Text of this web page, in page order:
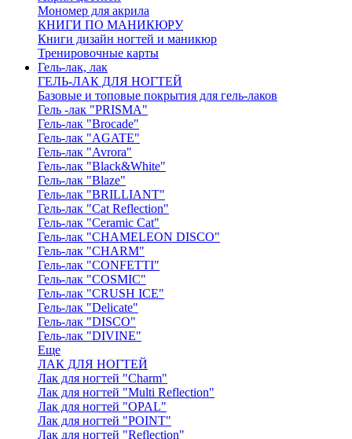
Мономер для акрила
КНИГИ ПО МАНИКЮРУ
Книги дизайн ногтей и маникюр
Тренировочные карты
Гель-лак, лак
ГЕЛЬ-ЛАК ДЛЯ НОГТЕЙ
Базовые и топовые покрытия для гель-лаков
Гель -лак "PRISMA"
Гель-лак "Brocade"
Гель-лак "AGATE"
Гель-лак "Avrora"
Гель-лак "Black&White"
Гель-лак "Blaze"
Гель-лак "BRILLIANT"
Гель-лак "Cat Reflection"
Гель-лак "Ceramic Cat"
Гель-лак "CHAMELEON DISCO"
Гель-лак "CHARM"
Гель-лак "CONFETTI"
Гель-лак "COSMIC"
Гель-лак "CRUSH ICE"
Гель-лак "Delicate"
Гель-лак "DISCO"
Гель-лак "DIVINE"
Еще
ЛАК ДЛЯ НОГТЕЙ
Лак для ногтей "Charm"
Лак для ногтей "Multi Reflection"
Лак для ногтей "OPAL"
Лак для ногтей "POINT"
Лак для ногтей "Reflection"